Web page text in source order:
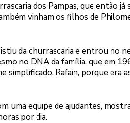
dos Pampas, que então
vinham os filhos de
da churrascaria e entrou no
no DNA da família, que em
simplificado, Rafain, porque era
uma equipe de ajudantes,
por dia.